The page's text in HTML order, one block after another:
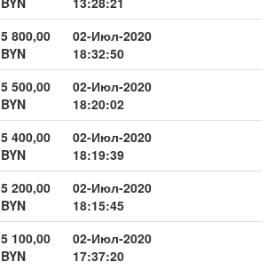
5 800,00
BYN
02-Июл-2020
18:32:50
5 500,00
BYN
02-Июл-2020
18:20:02
5 400,00
BYN
02-Июл-2020
18:19:39
5 200,00
BYN
02-Июл-2020
18:15:45
5 100,00
BYN
02-Июл-2020
17:37:20